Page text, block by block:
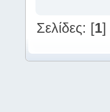
Σελίδες: [1]